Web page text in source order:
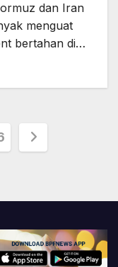
dan Iran
menguat
bertahan di…